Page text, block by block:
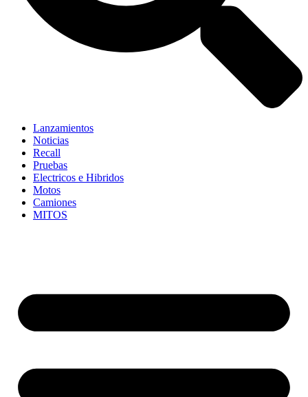
Lanzamientos
Noticias
Recall
Pruebas
Electricos e Hibridos
Motos
Camiones
MITOS